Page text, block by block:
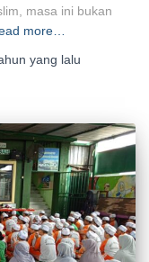
masa ini bukan
more…
yang lalu